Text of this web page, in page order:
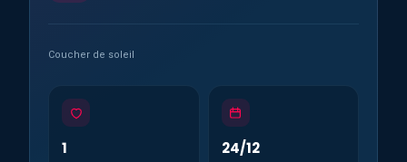
Coucher de soleil
1 24/12